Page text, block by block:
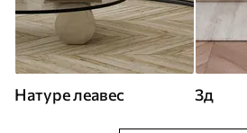
Натуре леавес 3д